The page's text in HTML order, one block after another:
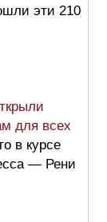
эти 210
для всех
в курсе
— Рени